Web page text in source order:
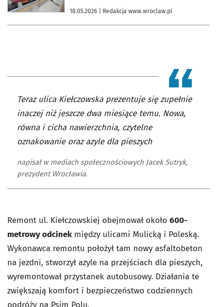
18.05.2026 | Redakcja www.wroclaw.pl
Teraz ulica Kiełczowska prezentuje się zupełnie
inaczej niż jeszcze dwa miesiące temu. Nowa,
równa i cicha nawierzchnia, czytelne
oznakowanie oraz azyle dla pieszych
napisał w mediach społecznościowych Jacek Sutryk,
prezydent Wrocławia.
Remont ul. Kiełczowskiej obejmował około 600-
metrowy odcinekmiędzy ulicami Mulicką i Poleską.
Wykonawca remontu położył tam nowy asfaltobeton
na jezdni, stworzył azyle na przejściach dla pieszych,
wyremontował przystanek autobusowy. Działania te
zwiększają komfort i bezpieczeństwo codziennych
podróży na Psim Polu.